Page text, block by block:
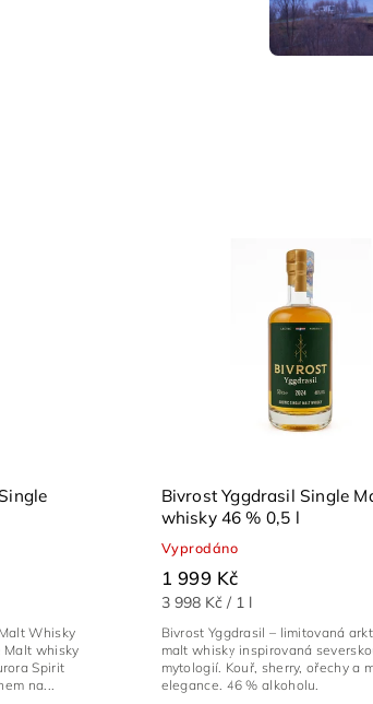
Whisky
Malt whisky
Spirit
na...
Bivrost Yggdrasil Single
whisky 46 % 0,5 l
Vyprodáno
1 999 Kč
3 998 Kč / 1 l
Bivrost Yggdrasil – limitovaná
malt whisky inspirovaná
mytologií. Kouř, sherry, ořechy a
elegance. 46 % alkoholu.